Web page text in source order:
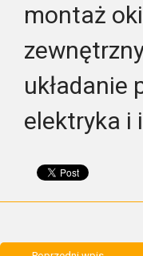
montaż
elektryka i